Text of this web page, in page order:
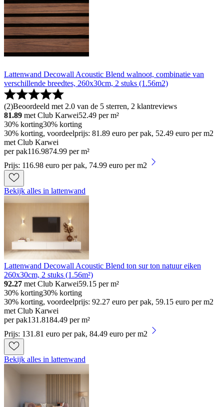
Lattenwand Decowall Acoustic Blend walnoot, combinatie van
verschillende breedtes, 260x30cm, 2 stuks (1.56m2)
(2)Beoordeeld met 2.0 van de 5 sterren, 2 klantreviews
81.89 met Club Karwei52.49 per m²
30% korting30% korting
30% korting, voordeelprijs: 81.89 euro per pak, 52.49 euro per m2
met Club Karwei
per pak116.9874.99 per m²
Prijs: 116.98 euro per pak, 74.99 euro per m2
Bekijk alles in lattenwand
Lattenwand Decowall Acoustic Blend ton sur ton natuur eiken
260x30cm, 2 stuks (1.56m²)
92.27 met Club Karwei59.15 per m²
30% korting30% korting
30% korting, voordeelprijs: 92.27 euro per pak, 59.15 euro per m2
met Club Karwei
per pak131 .8184.49 per m²
Prijs: 131.81 euro per pak, 84.49 euro per m2
Bekijk alles in lattenwand